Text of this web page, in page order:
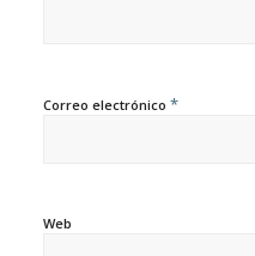
Correo electrónico *
Web